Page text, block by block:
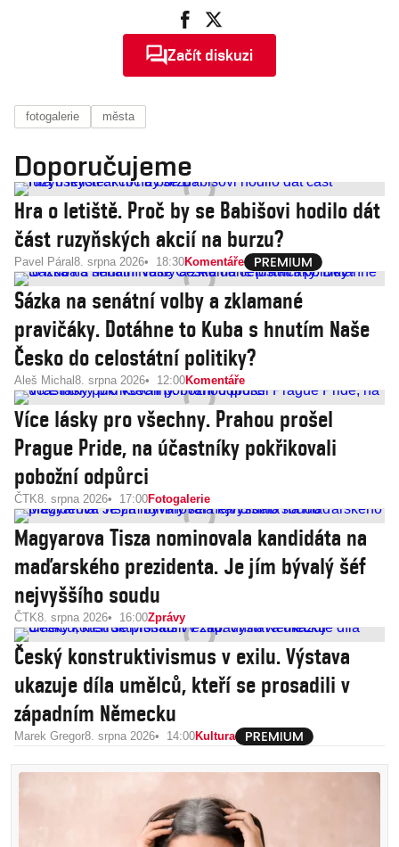
Začít diskuzi
fotogalerie města
Doporučujeme
Hra o letiště. Proč by se Babišovi hodilo dát
část ruzyňských akcií na burzu?
Pavel Páral 8. srpna 2026 18:30Komentáře
Sázka na senátní volby a zklamané
pravičáky. Dotáhne to Kuba s hnutím Naše
Česko do celostátní politiky?
Aleš Michal 8. srpna 2026 12:00Komentáře
Více lásky pro všechny. Prahou prošel
Prague Pride, na účastníky pokřikovali
pobožní odpůrci
ČTK8. srpna 2026 17:00Fotogalerie
Magyarova Tisza nominovala kandidáta na
maďarského prezidenta. Je jím bývalý šéf
nejvyššího soudu
ČTK8. srpna 2026 16:00Zprávy
Český konstruktivismus v exilu. Výstava
ukazuje díla umělců, kteří se prosadili v
západním Německu
Marek Gregor8. srpna 2026 14:00Kultura